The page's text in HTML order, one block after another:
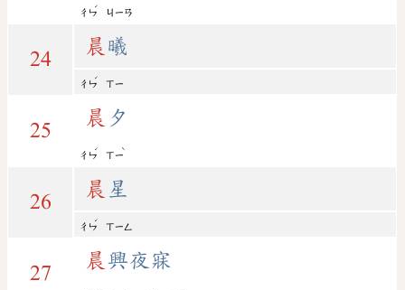
ㄔㄣ
ˊ
ㄐㄧㄢ
24
晨 曦
ㄔㄣ
ˊ
ㄒㄧ
25
晨 夕
ㄔㄣ
ˊ
ㄒㄧ
ˋ
26
晨 星
ㄔㄣ
ˊ
ㄒㄧㄥ
27
晨 興夜寐